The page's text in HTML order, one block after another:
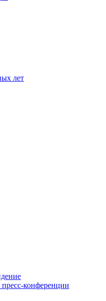
лет
конференции